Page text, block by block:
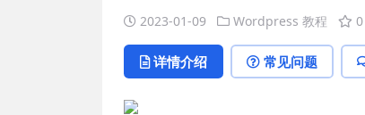
2023-01-09 Wordpress 教程 0
详情介绍 常见问题